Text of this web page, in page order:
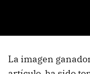
La imagen